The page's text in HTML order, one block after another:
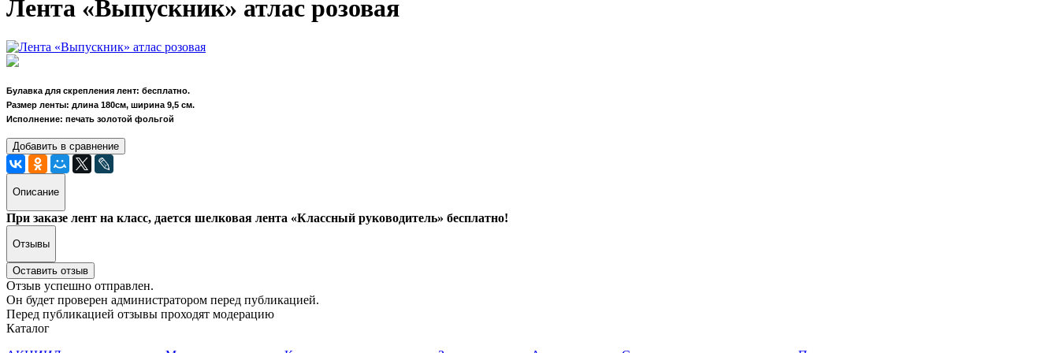
Лента «Выпускник» атлас розовая
Булавка для скрепления лент: бесплатно.
Размер ленты: длина 180см, ширина 9,5 см.
Исполнение: печать золотой фольгой
Добавить в сравнение
Описание
При заказе лент на класс, дается шелковая лента «Классный руководитель» бесплатно!
Отзывы
Оставить отзыв
Отзыв успешно отправлен.
Он будет проверен администратором перед публикацией.
Перед публикацией отзывы проходят модерацию
Каталог